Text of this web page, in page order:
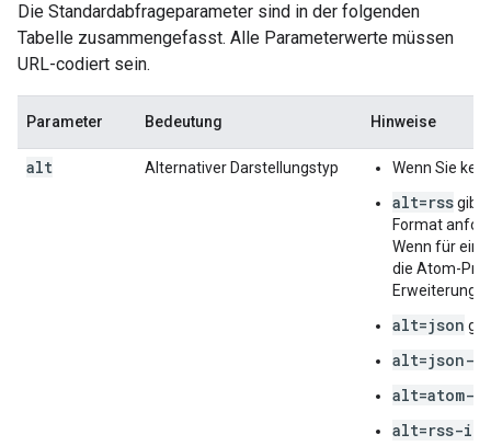
Die Standardabfrageparameter sind in der folgenden
Tabelle zusammengefasst. Alle Parameterwerte müssen
URL-codiert sein.
Parameter Bedeutung Hinweise
alt Alternativer Darstellungstyp Wenn Sie
alt=rssgibt
Format
Wenn für
die Atom-
Erweiterung
alt=json
alt=json-
alt=atom-
alt=rss-